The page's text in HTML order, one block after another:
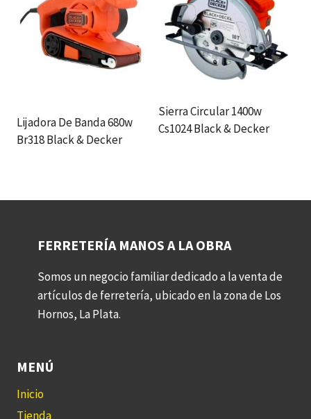
Lijadora De Banda 680w
Br318 Black & Decker
Sierra Circular 1400w
Cs1024 Black & Decker
FERRETERÍA MANOS A LA OBRA
Somos un negocio familiar dedicado a la venta de
artículos de ferretería, ubicado en la zona de Los
Hornos, La Plata.
MENÚ
Inicio
Tienda